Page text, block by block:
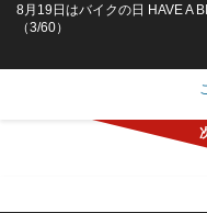
8月19日はバイクの日 HAVE A
（3/60）